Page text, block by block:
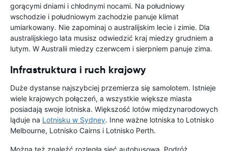
gorącymi dniami i chłodnymi nocami. Na południowy
wschodzie i południowym zachodzie panuje klimat
umiarkowany. Nie zapominaj o australijskim lecie i zimie. Dla
australijskiego lata musisz odwiedzić kraj miedzy grudniem a
lutym. W Australii miedzy czerwcem i sierpniem panuje zima.
Infrastruktura i ruch krajowy
Duże dystanse najszybciej przemierza się samolotem. Istnieje
wiele krajowych połączeń, a wszystkie większe miasta
posiadają swoje lotniska. Większość lotów międzynarodowych
ląduje na Lotnisku w Sydney. Inne ważne lotniska to Lotnisko
Melbourne, Lotnisko Cairns i Lotnisko Perth.
Można też znaleźć rozległą sieć autobusową. Podróż